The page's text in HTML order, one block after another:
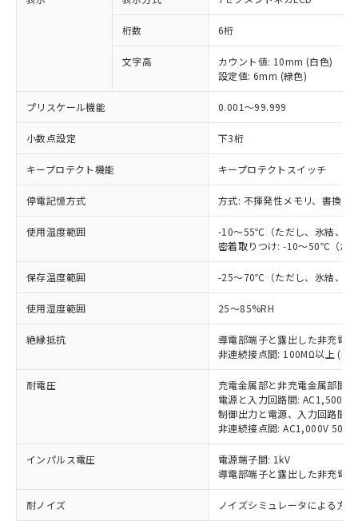
桁数 6桁
文字高
カウント値: 10mm (白色)
設定値: 6mm (緑色)
プリスケール機能 0.001～99.999
小数点設定 下3桁
キープロテクト機能 キープロテクトスイッチ
停電記憶方式 方式: 不揮発性メモリ、書換
使用温度範囲
-10～55℃（ただし、氷結、結
密着取りつけ: -10～50℃（た
保存温度範囲 -25～70℃（ただし、氷結、結
使用湿度範囲 25～85%RH
絶縁抵抗
導電部端子と露出した非充電
非連続接点間: 100MΩ以上
耐電圧
充電金属部と非充電金属部間:
電源と入力回路間: AC1,500V
制御出力と電源、入力回路間:
非連続接点間: AC1,000V 50/
インパルス電圧
電源端子間: 1kV
導電部端子と露出した非充電
耐ノイズ ノイズシミュレータによる方
商品の当社在庫状況および標準価格
(税抜)を提供させていただくもので
当社制御機器事業取扱商品の中には、
本サービスの対象外となる商品もある
ことをご了承ください。
在庫状況および標準価格照会結果は、
記載している更新日時点での社内デー
タに基づき作成されるものであり、閲
準価格とは異なる場合があることをご
正式な納期状況および標準価格はお客
様のお取引先、またはお客様担当のオ
ムロン制御機器販売店・当社販売員に
オムロン制御機器販売店や当社販売拠
販売ネットワーク
」をご確認
在庫状況および標準価格結果を当社の
事前の承諾なく第三者に漏洩または開
示しないようお願いします。
マイパーツ機能（部品リスト作成サー
ビス）をご利用いただくには、I-Web
メンバーズにご登録されている必要が
お客様が当ウェブサイト上で当社にご
登録された部品リストについて、当社
および当社の共同利用者が、当社の製
引・商談に必要な範囲で利用すること
非該当品：ライセンス料など無形物で、有
害物質有無と関係のない商品です。
仕入先様の事情により、非含有部品として
いたものが、含有品と判明した場合などや
むを得ず変更することがあります。
*EU RoHS指令（10物質）：
鉛(Pb) 1000ppm以下、 水銀(Hg) 1000ppm以下、 カド
六価クロム(Cr(Ⅵ)) 1000ppm以下、ポリ臭化ビフェニル
類(PBB) 1000ppm以下、ポリ臭化ジフェニルエーテル類
(PBDE) 1000ppm以下、フタル酸ビス(2-エチルヘキシ
ル) (DEHP)(別名：DOP) 1000ppm以下、フタル酸ブチ
ルベンジル（BBP） 1000ppm以下、フタル酸ジブチル
（DBP） 1000ppm以下、フタル酸ジイソブチル
但し、RoHS指令で産業用監視および制御機器に対する
フタル酸エステル類の４物質については閾値を超える意
図的な使用がないことを確認しています。
※2 対応予定月
部品在庫の切り替え状況などにより、予定
月が前後することがあります。
※3 非含有証明書ダウンロード
下記の非含有証明書をダウンロードするこ
とができます。
「○」：最大均質材料含有率が中国RoHSの
基準値以下であることを示します。
「×」：最大均質材料含有率が中国RoHSの
基準値を超えていることを示します。
「－」：未確認です。当社販売部門へお問
い合わせください。
ム) : 100ppm、
Cr(Ⅵ)(六価クロム) : 1000ppm、 PBBs(ポリ臭化ビフェ
ニル類) : 1000ppm、 PBDEs(ポリ臭化ジフェニルエーテ
ル類) : 1000ppm、
イソブチル) : 1000ppm、 BBP(フタル酸ブチルベンジ
※2 環境保護使用期限
「ｅ」：有害物質（10物質）のすべてが基
準値以下であることを示します。
「10」：通常の使用状況下において有害物
質が外部に漏えいし、環境に深刻な影響を
及ぼさない年数を意味します。
「－」：未確認です。当社販売部門へお問
当社は、これら貴社製品のうち、外国
為替および外国貿易法に定める商品
（以下｢規制貨物等」という）を輸出
または国外への提供する場合は、日本
国政府の輸出許可(または役務取引許
可)を取得するなどの必要な手続きを
当社は規制貨物を破棄する場合は、完
いよう必要な手段を講じます。
当社は貴社製品を、核兵器、ミサイ
ル、化学兵器、生物兵器またはその他
武器並びにこれらの製造装置等に一切
当社は、貴社製品を第三者に販売する
場合は、上記1、2および3の内容を当
該第三者に通知します。また当社は、
販売先および販売に係わる関係者が違
法に輸出するおそれがある場合は、取
り引きをいたしません。
キャンセル
○ 一定数以上の在庫あり
△ 一定数には満たないが在庫あり
－
在庫なし(最新の在庫状況につ
いては、お客様のお取引先、ま
たはお客様担当のオムロン制御
機器販売店・当社販売員にご確
受注生産機種、また在庫状況の
情報を公開していない機種